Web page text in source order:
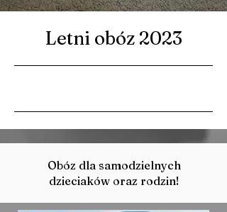
Letni obóz 2023
Obóz dla samodzielnych
dzieciaków oraz rodzin!